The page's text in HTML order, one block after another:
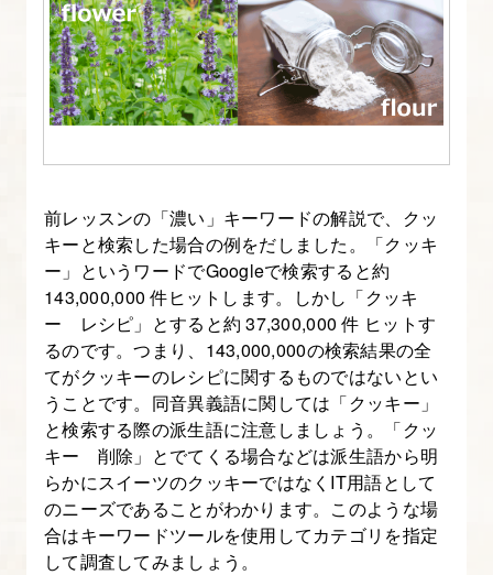
前レッスンの「濃い」キーワードの解説で、クッ
キーと検索した場合の例をだしました。「クッキ
ー」というワードでGoogleで検索すると約
143,000,000 件ヒットします。しかし「クッキ
ー レシピ」とすると約 37,300,000 件 ヒットす
るのです。つまり、143,000,000の検索結果の全
てがクッキーのレシピに関するものではないとい
うことです。同音異義語に関しては「クッキー」
と検索する際の派生語に注意しましょう。「クッ
キー 削除」とでてくる場合などは派生語から明
らかにスイーツのクッキーではなくIT用語として
のニーズであることがわかります。このような場
合はキーワードツールを使用してカテゴリを指定
して調査してみましょう。